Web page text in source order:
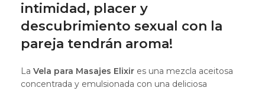
intimidad, placer y
descubrimiento sexual con la
pareja tendrán aroma!
La Vela para Masajes Elixir es una mezcla aceitosa
concentrada y emulsionada con una deliciosa